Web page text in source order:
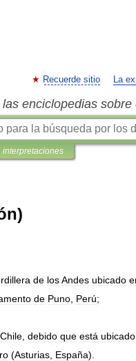
Recuerde sitio La
enciclopedias sobre
interpretaciones
de losAndes ubicado
de Puno Perú;
Chile debido que está ubicado
(Asturias España).